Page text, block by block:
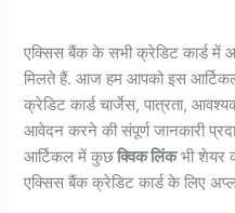
एक्सिस बैंक के सभी क्रेडिट कार्ड में
मिलते हैं. आज हम आपको इस
क्रेडिट कार्ड चार्जेस, पात्रता,
आवेदन करने की संपूर्ण जानकारी
आर्टिकल में कुछक्विक लिंकभी शेयर
एक्सिस बैंक क्रेडिट कार्ड के लिए